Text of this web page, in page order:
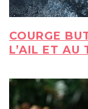
COURGE
L’AIL ET AU